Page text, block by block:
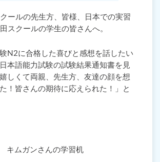
ールの先生方、皆様、日本での実習
スクールの学生の皆さんへ。
N2に合格した喜びと感想を話したい
本語能力試験の試験結果通知書を見
しくて両親、先生方、友達の顔を想
！皆さんの期待に応えられた！」と
キムガンさんの学習机